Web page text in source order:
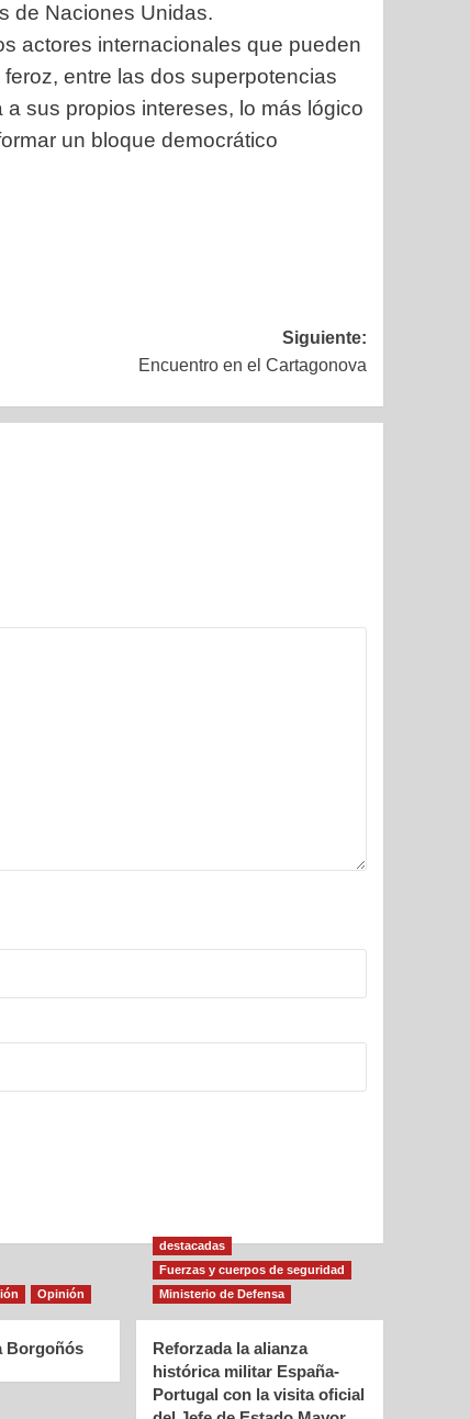
de Naciones Unidas.
actores internacionales que pueden
entre las dos superpotencias
sus propios intereses, lo más lógico
un bloque democrático
Siguiente:
Encuentro en el Cartagonova
Opinión
Borgoñós
destacadas
Fuerzas y cuerpos de seguridad
Ministerio de Defensa
Reforzada la alianza
histórica militar España-
Portugal con la visita oficial